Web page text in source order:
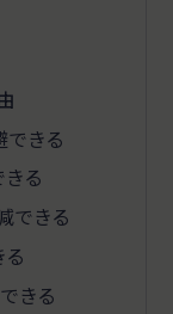
きる
る
できる
きる